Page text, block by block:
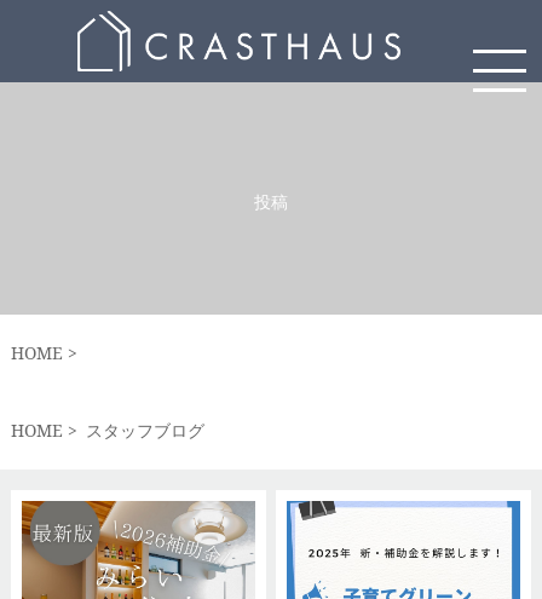
投稿
HOME
HOME スタッフブログ